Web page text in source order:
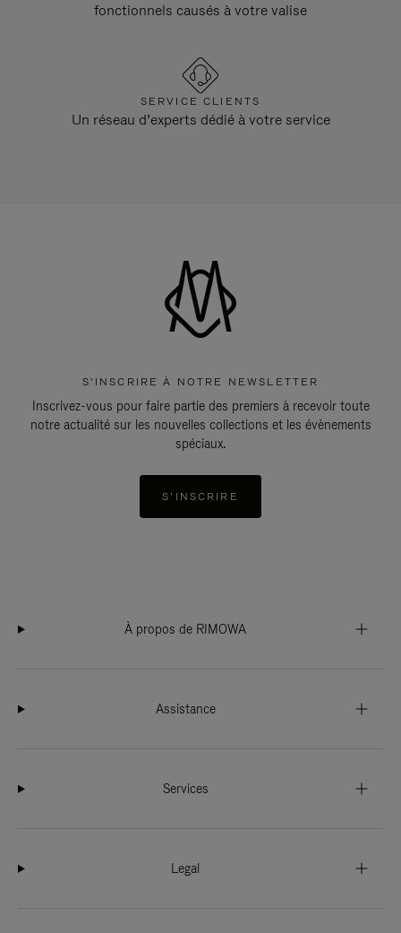
fonctionnels causés à votre valise
SERVICE CLIENTS
Un réseau d’experts dédié à votre service
S'INSCRIRE À NOTRE NEWSLETTER
Inscrivez-vous pour faire partie des premiers à recevoir toute
notre actualité sur les nouvelles collections et les évènements
spéciaux.
S'INSCRIRE
À propos de RIMOWA
Assistance
Services
Legal